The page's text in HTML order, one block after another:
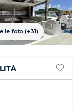
Vedere le foto (+31)